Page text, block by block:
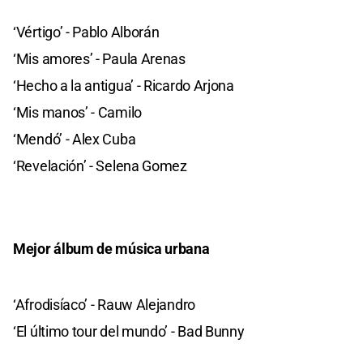
‘Vértigo’ - Pablo Alborán
‘Mis amores’ - Paula Arenas
‘Hecho a la antigua’ - Ricardo Arjona
‘Mis manos’ - Camilo
‘Mendó’ - Alex Cuba
‘Revelación’ - Selena Gomez
Mejor álbum de música urbana
‘Afrodisíaco’ - Rauw Alejandro
‘El último tour del mundo’ - Bad Bunny